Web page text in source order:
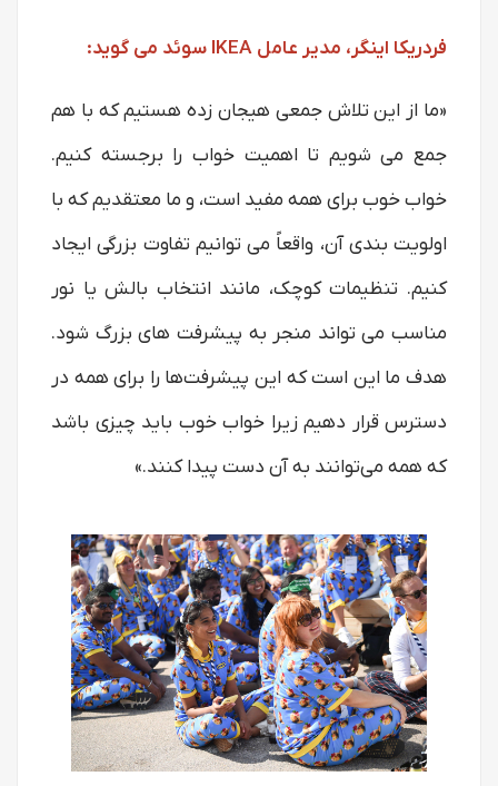
فردریکا اینگر، مدیر عامل IKEA سوئد می گوید:
«ما از این تلاش جمعی هیجان زده هستیم که با هم
جمع می شویم تا اهمیت خواب را برجسته کنیم.
خواب خوب برای همه مفید است، و ما معتقدیم که با
اولویت بندی آن، واقعاً می توانیم تفاوت بزرگی ایجاد
کنیم. تنظیمات کوچک، مانند انتخاب بالش یا نور
مناسب می تواند منجر به پیشرفت های بزرگ شود.
هدف ما این است که این پیشرفت‌ها را برای همه در
دسترس قرار دهیم زیرا خواب خوب باید چیزی باشد
که همه می‌توانند به آن دست پیدا کنند.»